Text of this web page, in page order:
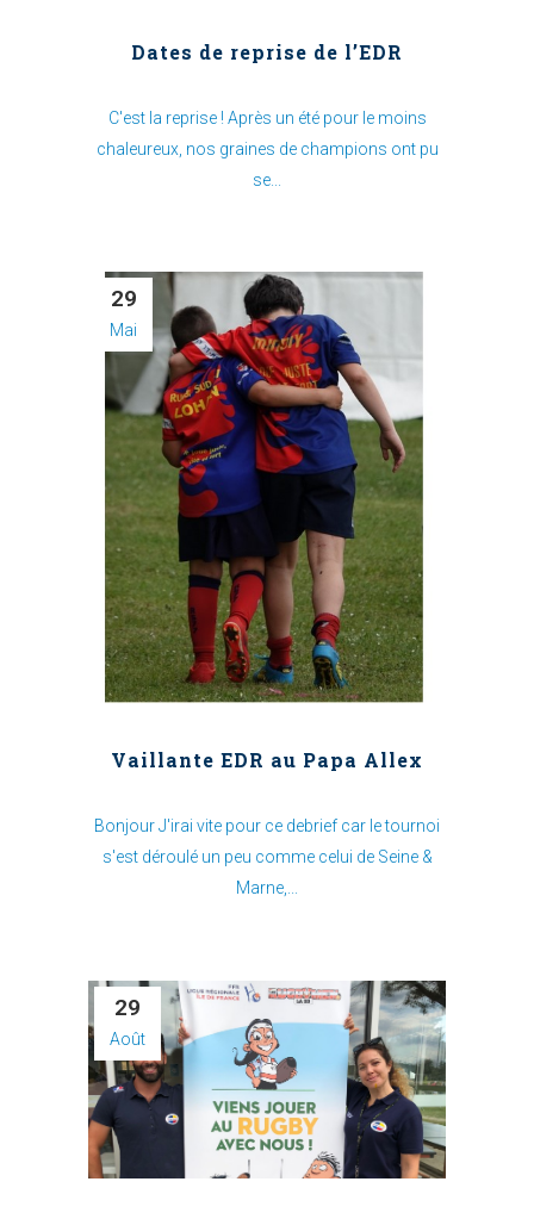
Dates de reprise de l’EDR
C'est la reprise ! Après un été pour le moins
chaleureux, nos graines de champions ont pu
se...
29
Mai
Vaillante EDR au Papa Allex
Bonjour J'irai vite pour ce debrief car le tournoi
s'est déroulé un peu comme celui de Seine &
Marne,...
29
Août